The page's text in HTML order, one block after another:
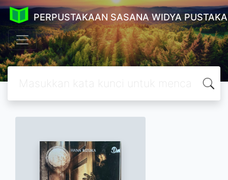
PERPUSTAKAAN SASANA WIDYA